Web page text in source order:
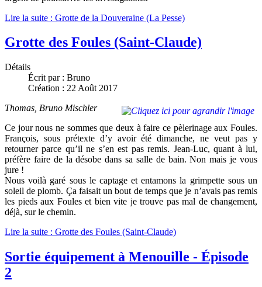
Lire la suite : Grotte de la Douveraine (La Pesse)
Grotte des Foules (Saint-Claude)
Détails
Écrit par : Bruno
Création : 22 Août 2017
Thomas, Bruno Mischler
Ce jour nous ne sommes que deux à faire ce pèlerinage aux Foules.
François, sous prétexte d’y avoir été dimanche, ne veut pas y
retourner parce qu’il ne s’en est pas remis. Jean-Luc, quant à lui,
préfère faire de la désobe dans sa salle de bain. Non mais je vous
jure !
Nous voilà garé sous le captage et entamons la grimpette sous un
soleil de plomb. Ça faisait un bout de temps que je n’avais pas remis
les pieds aux Foules et bien vite je trouve pas mal de changement,
déjà, sur le chemin.
Lire la suite : Grotte des Foules (Saint-Claude)
Sortie équipement à Menouille - Épisode
2